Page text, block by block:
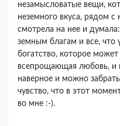
незамысловатые вещи,
неземного вкуса, рядом с
смотрела на нее и
земным благам и все, что
богатство, которое
всепрощающая любовь, и
наверное и можно
чувство, что в этот
во мне :-).